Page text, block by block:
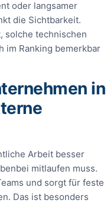
oder langsamer
die Sichtbarkeit.
solche technischen
im Ranking bemerkbar
in
Arbeit besser
mitlaufen muss.
und sorgt für feste
Das ist besonders